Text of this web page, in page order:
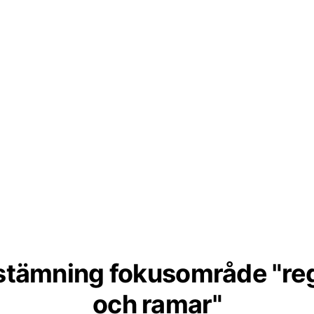
fokusområde
och ramar"